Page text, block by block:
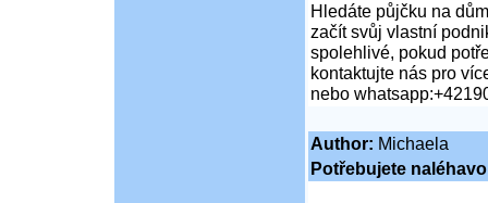
Hledáte půjčku na
začít svůj vlastní
spolehlivé, pokud
kontaktujte nás pro
nebo
Author: Michaela
Potřebujete